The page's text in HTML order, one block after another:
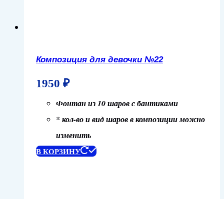
Композиция для девочки №22
1950 ₽
Фонтан из 10 шаров с бантиками
* кол-во и вид шаров в композиции можно
изменить
В КОРЗИНУ